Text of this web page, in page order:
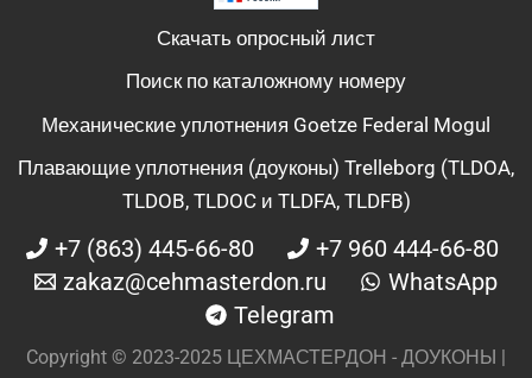
Скачать опросный лист
Поиск по каталожному номеру
Механические уплотнения Goetze Federal Mogul
Плавающие уплотнения (доуконы) Trelleborg (TLDOA,
TLDOB, TLDOC и TLDFA, TLDFB)
+7 (863) 445-66-80
+7 960 444-66-80
zakaz@cehmasterdon.ru
WhatsApp
Telegram
Copyright © 2023-2025 ЦЕХМАСТЕРДОН - ДОУКОНЫ |